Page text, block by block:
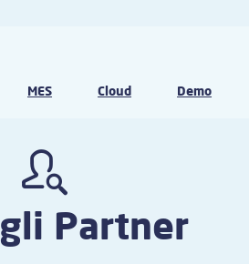
MES Cloud Demo
Partner